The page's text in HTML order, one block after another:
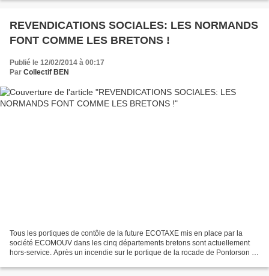
REVENDICATIONS SOCIALES: LES NORMANDS
FONT COMME LES BRETONS !
Publié le 12/02/2014 à 00:17
Par Collectif BEN
Tous les portiques de contôle de la future ECOTAXE mis en place par la
société ECOMOUV dans les cinq départements bretons sont actuellement
hors-service. Après un incendie sur le portique de la rocade de Pontorson il